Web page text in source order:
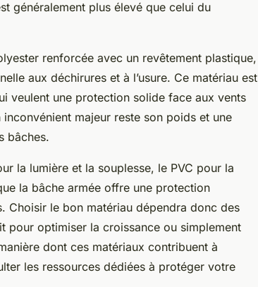
généralement plus élevé que celui du
renforcée avec un revêtement plastique,
aux déchirures et à l’usure. Ce matériau est
veulent une protection solide face aux vents
majeur reste son poids et une
bâches.
la lumière et la souplesse, le PVC pour la
la bâche armée offre une protection
Choisir le bon matériau dépendra donc des
pour optimiser la croissance ou simplement
dont ces matériaux contribuent à
les ressources dédiées à protéger votre